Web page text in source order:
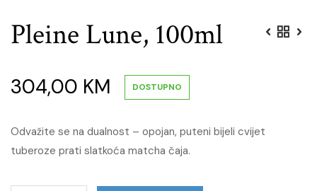
Pleine Lune, 100ml
304,00 KM DOSTUPNO
Odvažite se na dualnost – opojan, puteni bijeli cvijet
tuberoze prati slatkoća matcha čaja.